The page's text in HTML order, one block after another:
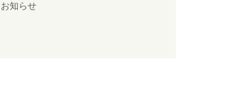
お知らせ